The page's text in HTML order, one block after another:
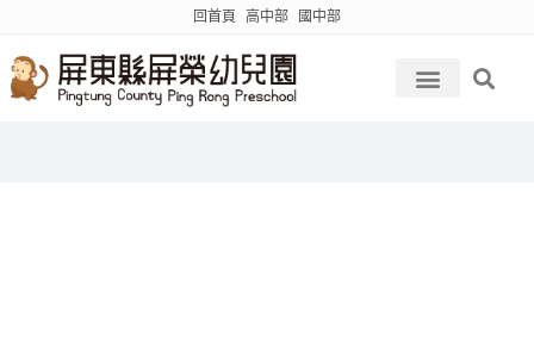
回首頁 高中部 國中部